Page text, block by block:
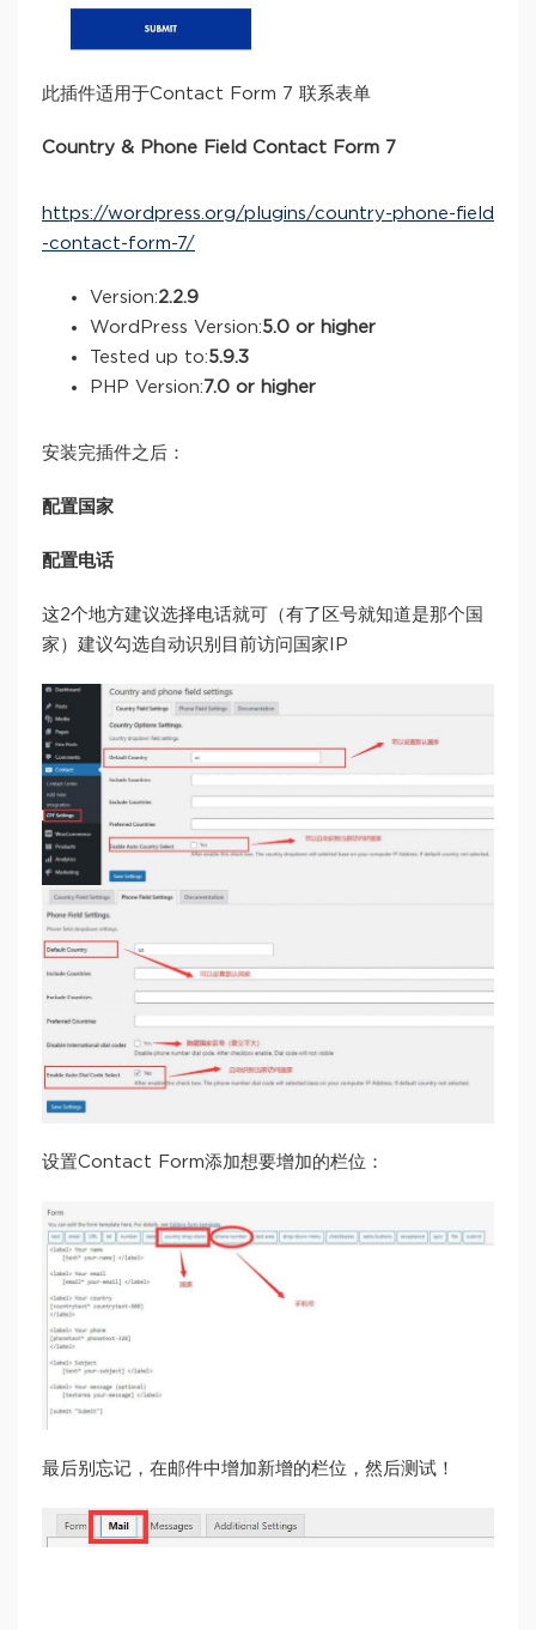
此插件适用于Contact Form 7 联系表单
Country & Phone Field Contact Form 7
https://wordpress.org/plugins/country-phone-field
-contact-form-7/
Version:2.2.9
WordPress Version:5.0 or higher
Tested up to:5.9.3
PHP Version: 7.0 or higher
安装完插件之后：
配置国家
配置电话
这2个地方建议选择电话就可（有了区号就知道是那个国
家）建议勾选自动识别目前访问国家IP
设置Contact Form添加想要增加的栏位：
最后别忘记，在邮件中增加新增的栏位，然后测试！